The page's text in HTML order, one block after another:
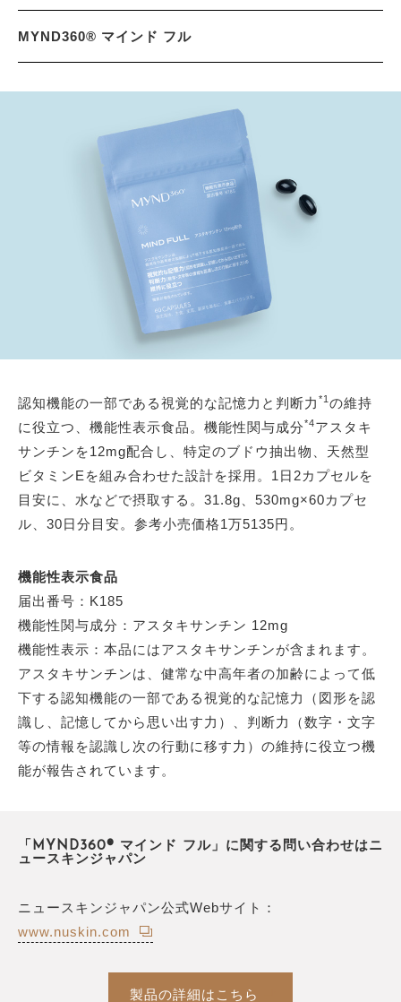
MYND360® マインド フル
認知機能の一部である視覚的な記憶力と判断力 *1 の維持
に役立つ、機能性表示食品。機能性関与成分*4アスタキ
サンチンを12mg配合し、特定のブドウ抽出物、天然型
ビタミンEを組み合わせた設計を採用。1日2カプセルを
目安に、水などで摂取する。31.8g、530mg×60カプセ
ル、30日分目安。参考小売価格1万5135円。
機能性表示食品
届出番号：K185
機能性関与成分：アスタキサンチン 12mg
機能性表示：本品にはアスタキサンチンが含まれます。
アスタキサンチンは、健常な中高年者の加齢によって低
下する認知機能の一部である視覚的な記憶力（図形を認
識し、記憶してから思い出す力）、判断力（数字・文字
等の情報を認識し次の行動に移す力）の維持に役立つ機
能が報告されています。
「MYND360® マインド フル」に関する問い合わせはニ
ュースキンジャパン
ニュースキンジャパン公式Webサイト：
www.nuskin.com
製品の詳細はこちら